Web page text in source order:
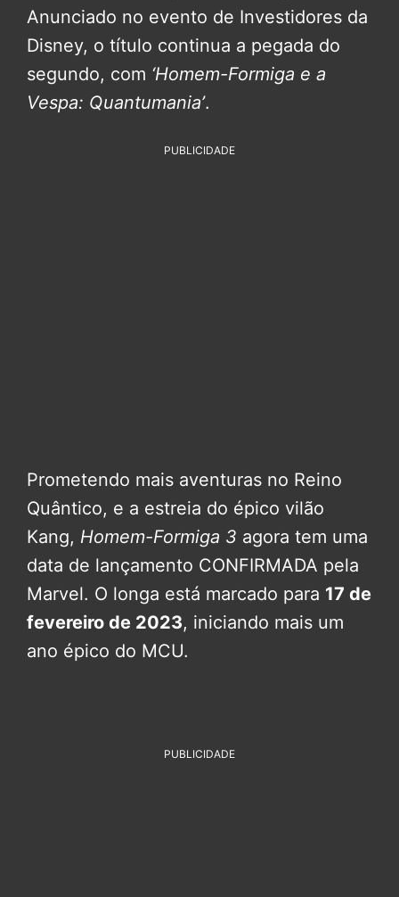
Anunciado no evento de Investidores da
Disney, o título continua a pegada do
segundo, com ‘Homem-Formiga e a
Vespa: Quantumania’.
PUBLICIDADE
Prometendo mais aventuras no Reino
Quântico, e a estreia do épico vilão
Kang, Homem-Formiga 3 agora tem uma
data de lançamento CONFIRMADA pela
Marvel. O longa está marcado para 17 de
fevereiro de 2023, iniciando mais um
ano épico do MCU.
PUBLICIDADE